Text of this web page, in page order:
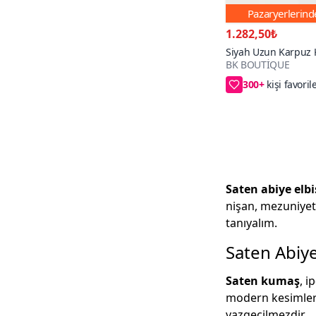
1.282,50₺
Siyah Uzun Karpuz
Detaylı Saten Abiye
BK BOUTİQUE
300+
68₺ daha az öde
Saten abiye
nişan,
tanıyalım.
Saten
Saten kumaş,
modern